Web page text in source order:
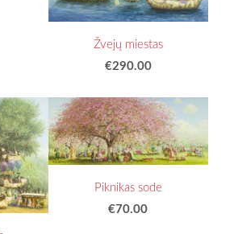
Žvejų miestas
€290.00
Piknikas sode
€70.00